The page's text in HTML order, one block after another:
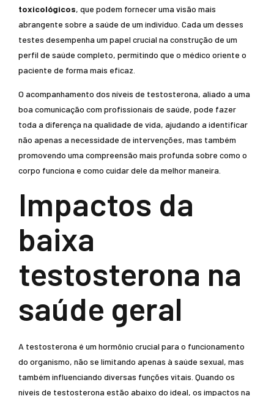
toxicológicos, que podem fornecer uma visão mais
abrangente sobre a saúde de um indivíduo. Cada um desses
testes desempenha um papel crucial na construção de um
perfil de saúde completo, permitindo que o médico oriente o
paciente de forma mais eficaz.
O acompanhamento dos níveis de testosterona, aliado a uma
boa comunicação com profissionais de saúde, pode fazer
toda a diferença na qualidade de vida, ajudando a identificar
não apenas a necessidade de intervenções, mas também
promovendo uma compreensão mais profunda sobre como o
corpo funciona e como cuidar dele da melhor maneira.
Impactos da
baixa
testosterona na
saúde geral
A testosterona é um hormônio crucial para o funcionamento
do organismo, não se limitando apenas à saúde sexual, mas
também influenciando diversas funções vitais. Quando os
níveis de testosterona estão abaixo do ideal, os impactos na